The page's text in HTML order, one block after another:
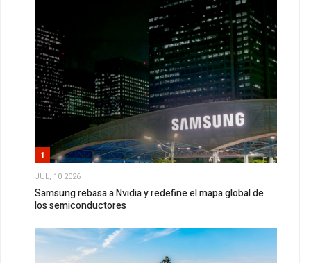
1
JUL, 10 2026
Samsung rebasa a Nvidia y redefine el mapa global de
los semiconductores